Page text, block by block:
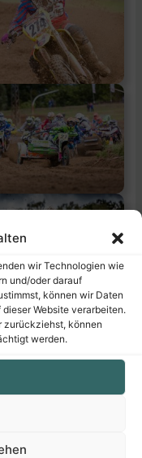
wir Technologien wie
und/oder darauf
können wir Daten
Website verarbeiten.
zurückziehst, können
werden.